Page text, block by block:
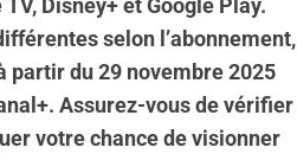
Disney+ et Google Play.
selon l’abonnement,
partir du 29 novembre 2025
Assurez-vous de vérifier
votre chance de visionner